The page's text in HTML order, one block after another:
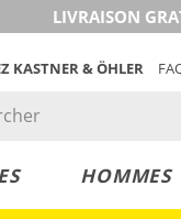
LIVRAISON
KASTNER & ÖHLER
HOMMES